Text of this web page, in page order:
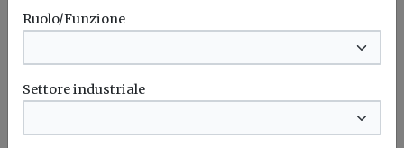
Ruolo/Funzione
Settore industriale